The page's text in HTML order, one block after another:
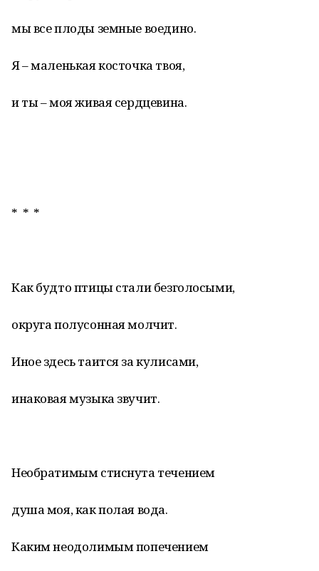
мы все плоды земные воедино.
Я – маленькая косточка твоя,
и ты – моя живая сердцевина.
* * *
Как будто птицы стали безголосыми,
округа полусонная молчит.
Иное здесь таится за кулисами,
инаковая музыка звучит.
Необратимым стиснута течением
душа моя, как полая вода.
Каким неодолимым попечением